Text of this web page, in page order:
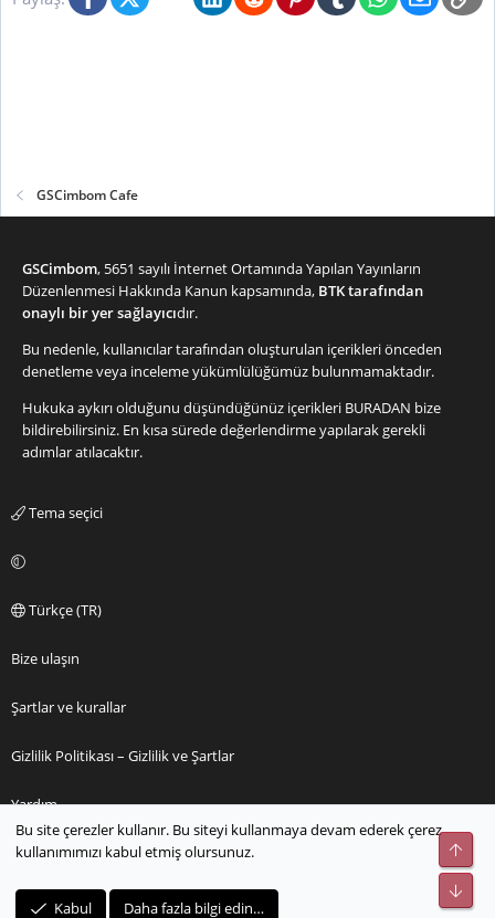
GSCimbom Cafe
GSCimbom, 5651 sayılı İnternet Ortamında Yapılan Yayınların
Düzenlenmesi Hakkında Kanun kapsamında, BTK tarafından
onaylı bir yer sağlayıcıdır.
Bu nedenle, kullanıcılar tarafından oluşturulan içerikleri önceden
denetleme veya inceleme yükümlülüğümüz bulunmamaktadır.
Hukuka aykırı olduğunu düşündüğünüz içerikleri BURADAN bize
bildirebilirsiniz. En kısa sürede değerlendirme yapılarak gerekli
adımlar atılacaktır.
Tema seçici
Türkçe (TR)
Bize ulaşın
Şartlar ve kurallar
Gizlilik Politikası – Gizlilik ve Şartlar
Yardım
Ana sayfa
Bu site çerezler kullanır. Bu siteyi kullanmaya devam ederek çerez
kullanımımızı kabul etmiş olursunuz.
Kabul Daha fazla bilgi edin…